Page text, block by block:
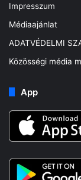
Impresszum
Médiaajánlat
ADATVÉDELMI
Közösségi média
App